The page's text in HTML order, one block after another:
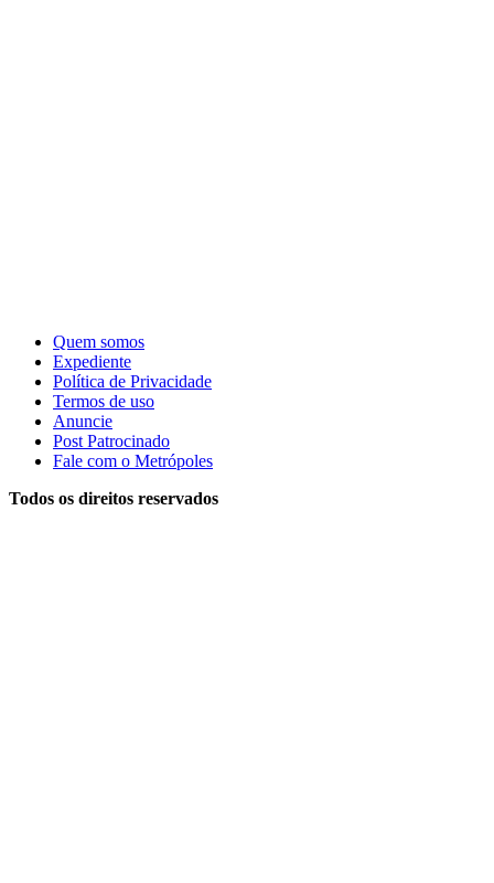
Quem somos
Expediente
Política de Privacidade
Termos de uso
Anuncie
Post Patrocinado
Fale com o Metrópoles
Todos os direitos reservados